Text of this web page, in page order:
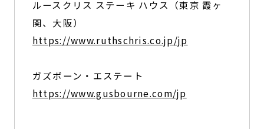
ルースクリス ステーキ ハウス（東京 霞ヶ
関、大阪）
https://www.ruthschris.co.jp/jp
ガズボーン・エステート
https://www.gusbourne.com/jp